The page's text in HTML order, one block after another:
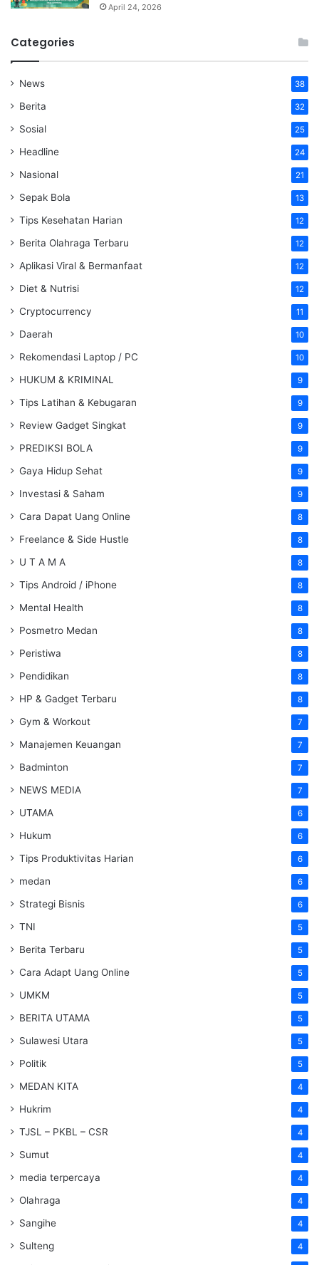
April 24, 2026
Categories
News 38
Berita 32
Sosial 25
Headline 24
Nasional 21
Sepak Bola 13
Tips Kesehatan Harian 12
Berita Olahraga Terbaru 12
Aplikasi Viral & Bermanfaat 12
Diet & Nutrisi 12
Cryptocurrency 11
Daerah 10
Rekomendasi Laptop / PC 10
HUKUM & KRIMINAL 9
Tips Latihan & Kebugaran 9
Review Gadget Singkat 9
PREDIKSI BOLA 9
Gaya Hidup Sehat 9
Investasi & Saham 9
Cara Dapat Uang Online 8
Freelance & Side Hustle 8
U T A M A 8
Tips Android / iPhone 8
Mental Health 8
Posmetro Medan 8
Peristiwa 8
Pendidikan 8
HP & Gadget Terbaru 8
Gym & Workout 7
Manajemen Keuangan 7
Badminton 7
NEWS MEDIA 7
UTAMA 6
Hukum 6
Tips Produktivitas Harian 6
medan 6
Strategi Bisnis 6
TNI 5
Berita Terbaru 5
Cara Adapt Uang Online 5
UMKM 5
BERITA UTAMA 5
Sulawesi Utara 5
Politik 5
MEDAN KITA 4
Hukrim 4
TJSL – PKBL – CSR 4
Sumut 4
media terpercaya 4
Olahraga 4
Sangihe 4
Sulteng 4